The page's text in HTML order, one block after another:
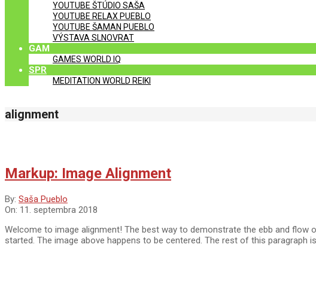
YOUTUBE ŠTÚDIO SAŠA
YOUTUBE RELAX PUEBLO
YOUTUBE ŠAMAN PUEBLO
VÝSTAVA SLNOVRAT
GAM
GAMES WORLD IQ
SPR
MEDITATION WORLD REIKI
alignment
Markup: Image Alignment
2018-
09-
By: Saša Pueblo
On: 11. septembra 2018
Welcome to image alignment! The best way to demonstrate the ebb and
started. The image above happens to be centered. The rest of this paragraph